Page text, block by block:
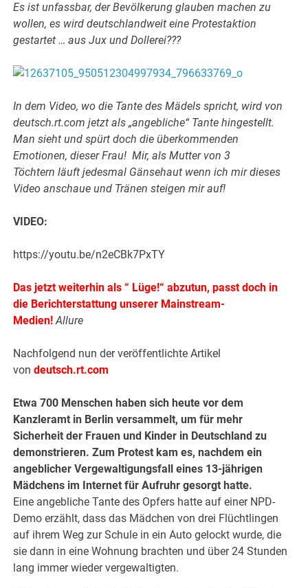
Es ist unfassbar, der Bevölkerung glauben machen zu
wollen, es wird deutschlandweit eine Protestaktion
gestartet … aus Jux und Dollerei???
In dem Video, wo die Tante des Mädels spricht, wird von
deutsch.rt.com jetzt als „angebliche“ Tante hingestellt.
Man sieht und spürt doch die überkommenden
Emotionen, dieser Frau! Mir, als Mutter von 3
Töchtern läuft jedesmal Gänsehaut wenn ich mir dieses
Video anschaue und Tränen steigen mir auf!
VIDEO:
https://youtu.be/n2eCBk7PxTY
Das jetzt weiterhin als “ Lüge!“ abzutun, passt doch in
die Berichterstattung unserer Mainstream-
Medien!Allure
Nachfolgend nun der veröffentlichte Artikel
vondeutsch.rt.com
Etwa 700 Menschen haben sich heute vor dem
Kanzleramt in Berlin versammelt, um für mehr
Sicherheit der Frauen und Kinder in Deutschland zu
demonstrieren. Zum Protest kam es, nachdem ein
angeblicher Vergewaltigungsfall eines 13-jährigen
Mädchens im Internet für Aufruhr gesorgt hatte.
Eine angebliche Tante des Opfers hatte auf einer NPD-
Demo erzählt, dass das Mädchen von drei Flüchtlingen
auf ihrem Weg zur Schule in ein Auto gelockt wurde, die
sie dann in eine Wohnung brachten und über 24 Stunden
lang immer wieder vergewaltigten.